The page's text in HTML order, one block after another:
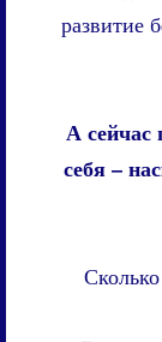
развитие
А сейчас
себя –